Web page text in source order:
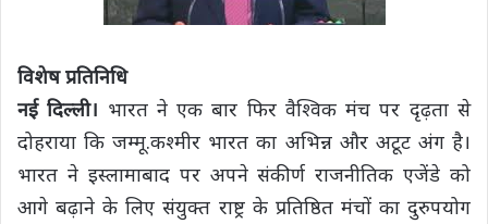
विशेष प्रतिनिधि
नई दिल्ली। भारत ने एक बार फिर वैश्विक मंच पर दृढ़ता से
दोहराया कि जम्मू.कश्मीर भारत का अभिन्न और अटूट अंग है।
भारत ने इस्लामाबाद पर अपने संकीर्ण राजनीतिक एजेंडे को
आगे बढ़ाने के लिए संयुक्त राष्ट्र के प्रतिष्ठित मंचों का दुरुपयोग